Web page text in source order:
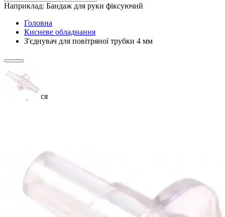
Наприклад: Бандаж для руки фіксуючий
Головна
Кисневе обладнання
З'єднувач для повітряної трубки 4 мм
Закінчується